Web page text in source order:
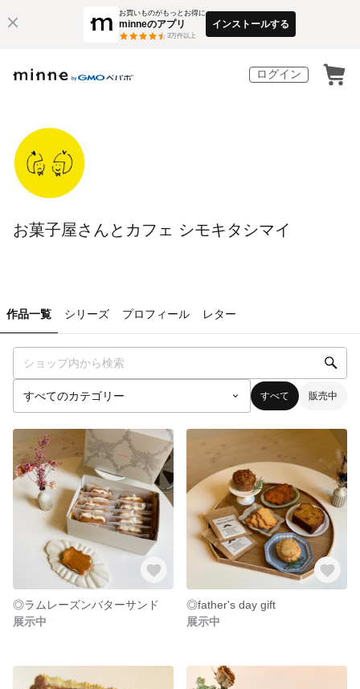
お買いものがもっとお得に
minneのアプリ
3万件以上
インストールする
ログイン
お菓子屋さんとカフェ シモキタシマイ
作品一覧 シリーズ プロフィール レター
すべて 販売中
◎ラムレーズンバターサンド
展示中
◎father's day gift
展示中